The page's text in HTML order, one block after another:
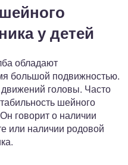
у детей
обладают
большой подвижностью.
головы. Часто
шейного
говорит о наличии
или наличии родовой